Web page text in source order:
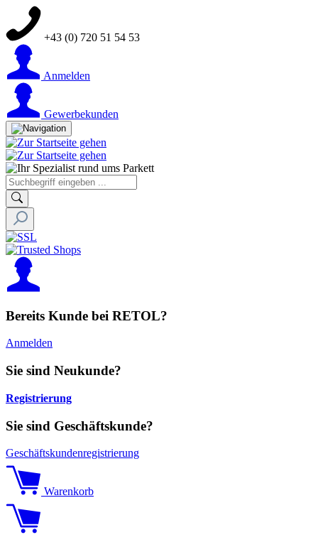
+43 (0) 720 51 54 53
Anmelden
Gewerbekunden
Bereits Kunde bei RETOL?
Anmelden
Sie sind Neukunde?
Registrierung
Sie sind Geschäftskunde?
Geschäftskundenregistrierung
Warenkorb